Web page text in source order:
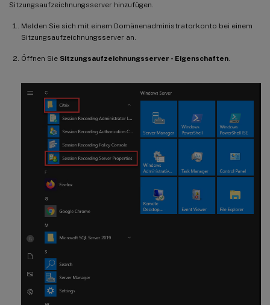
Sitzungsaufzeichnungsserver hinzufügen.
Melden Sie sich mit einem Domänenadministratorkonto bei einem
Sitzungsaufzeichnungsserver an.
Öffnen Sie Sitzungsaufzeichnungsserver - Eigenschaften.